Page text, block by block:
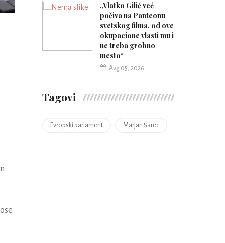
„Vlatko Gilić već
počiva na Panteonu
svetskog filma, od ove
okupacione vlasti mu i
ne treba grobno
mesto“
Avg 05, 2026
Tagovi
Evropski parlament Marjan Šarec